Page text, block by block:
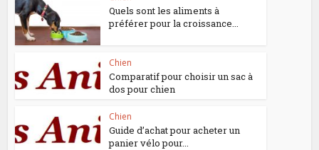
Quels sont les aliments à
préférer pour la croissance...
Chien
Comparatif pour choisir un sac à
dos pour chien
Chien
Guide d’achat pour acheter un
panier vélo pour...